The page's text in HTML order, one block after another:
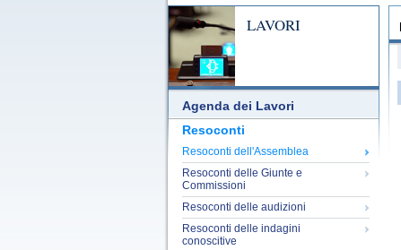
LAVORI
Agenda dei Lavori
Resoconti
Resoconti dell'Assemblea
Resoconti delle Giunte e
Commissioni
Resoconti delle audizioni
Resoconti delle indagini
conoscitive